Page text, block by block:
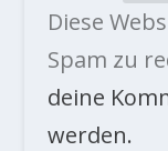
Diese
Spam zu
deine
werden.